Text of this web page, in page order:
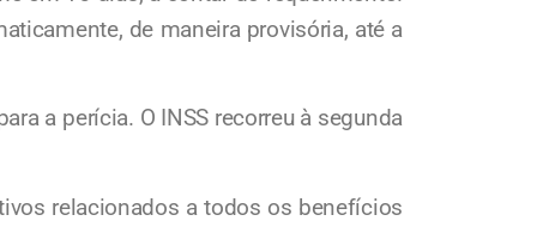
de maneira provisória, até a
a perícia. O INSS recorreu à segunda
relacionados a todos os benefícios